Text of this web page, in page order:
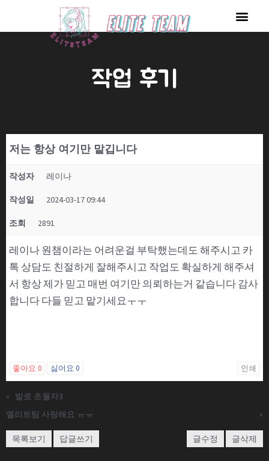
작업 후기
저는 항상 여기만 맡깁니다
작성자 레이나
작성일 2024-03-17 09:44
조회 2891
레이나 원챔이라는 어려운걸 부탁했는데도 해주시고 카
톡 상담도 친절하게 잘해주시고 작업도 확실하게 해주셔
서 항상 제가 믿고 매번 여기만 의뢰하는거 같습니다 감사
합니다 다들 믿고 맡기세요ㅜㅜ
좋아요 0 싫어요 0 인쇄
«
발로 초월자3
엘리트팀 사랑해요 ㅠㅠ
»
목록보기 답글쓰기 글수정 글삭제